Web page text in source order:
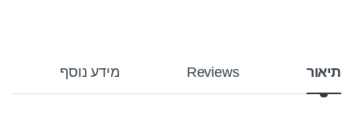
תיאור Reviews מידע נוסף